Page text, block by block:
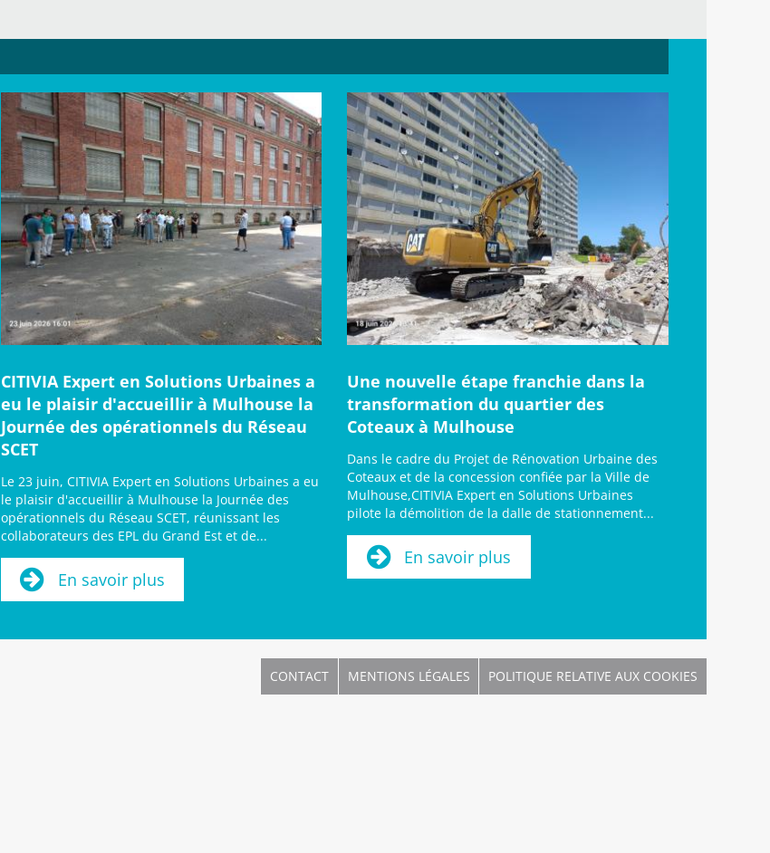
CITIVIA Expert en Solutions Urbaines a
eu le plaisir d'accueillir à Mulhouse la
Journée des opérationnels du Réseau
SCET
Le 23 juin, CITIVIA Expert en Solutions Urbaines a eu
le plaisir d'accueillir à Mulhouse la Journée des
opérationnels du Réseau SCET, réunissant les
collaborateurs des EPL du Grand Est et de...
En savoir plus
Une nouvelle étape franchie dans la
transformation du quartier des
Coteaux à Mulhouse
Dans le cadre du Projet de Rénovation Urbaine des
Coteaux et de la concession confiée par la Ville de
Mulhouse,CITIVIA Expert en Solutions Urbaines
pilote la démolition de la dalle de stationnement...
En savoir plus
CONTACT MENTIONS LÉGALES POLITIQUE RELATIVE AUX COOKIES